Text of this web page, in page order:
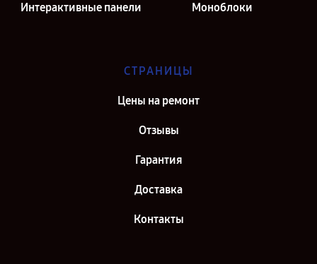
Интерактивные панели Моноблоки
СТРАНИЦЫ
Цены на ремонт
Отзывы
Гарантия
Доставка
Контакты